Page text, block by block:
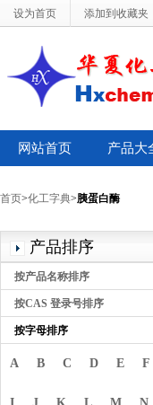
设为首页 添加到收藏夹
网站首页 产品大
首页>化工字典>胰蛋白酶
产品排序
按产品名称排序
按CAS 登录号排序
按字母排序
A B C D E F